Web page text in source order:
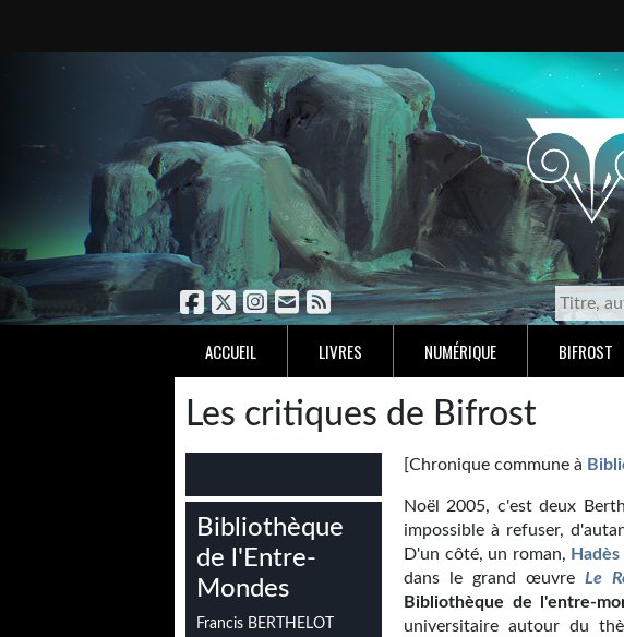
ACCUEIL LIVRES NUMÉRIQUE BIFROST
Les critiques de Bifrost
Bibliothèque
de l'Entre-
Mondes
Francis BERTHELOT
[Chronique commune à
Noël 2005, c'est deux
impossible à refuser,
D'un côté, un roman,
dans le grand œuvre Le
Bibliothèque de l'entre-
universitaire autour du